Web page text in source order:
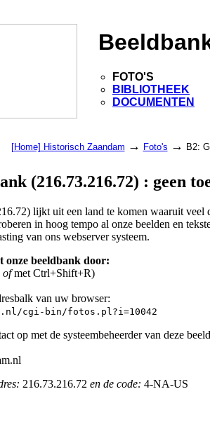
FOTO'S
BIBLIOTHEEK
DOCUMENTEN
[Home] Historisch Zaandam → Foto's → B2:
(216.73.216.72) : geen
lijkt uit een land te komen waaruit veel
in hoog tempo al onze beelden en
van ons webserver systeem.
beeldbank door:
ofmet Ctrl+Shift+R)
van uw browser:
cgi-bin/fotos.pl?i=10042
op met de systeembeheerder van deze
216.73.216.72 en de code: 4-NA-US